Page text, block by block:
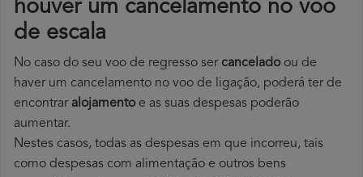
houver um cancelamento no voo
de escala
No caso do seu voo de regresso ser canceladoou de
haver um cancelamento no voo de ligação, poderá ter de
encontrar alojamentoe as suas despesas poderão
aumentar.
Nestes casos, todas as despesas em que incorreu, tais
como despesas com alimentação e outros bens